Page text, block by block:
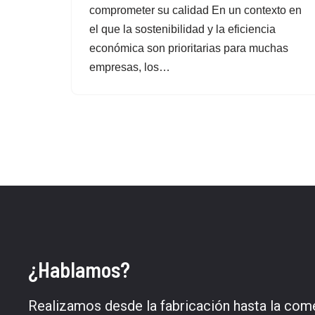
comprometer su calidad En un contexto en
el que la sostenibilidad y la eficiencia
económica son prioritarias para muchas
empresas, los…
¿Hablamos?
Realizamos desde la fabricación hasta la